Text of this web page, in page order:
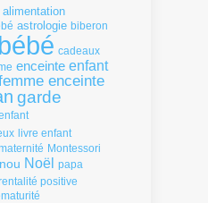
alimentation
astrologie biberon
bébé cadeaux
enceinte enfant
enceinte
garde
livre enfant
Montessori
Noël papa
positive